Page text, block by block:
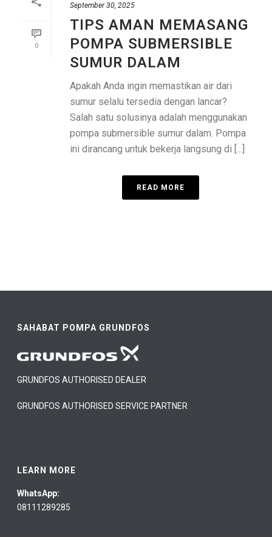
0
September 30, 2025
TIPS AMAN MEMASANG
POMPA SUBMERSIBLE
SUMUR DALAM
Apakah Anda ingin memastikan air dari
sumur selalu tersedia dengan lancar?
Salah satu solusinya adalah menggunakan
pompa submersible sumur dalam. Pompa
ini dirancang untuk bekerja langsung di [...]
READ MORE
SAHABAT POMPA GRUNDFOS
GRUNDFOS AUTHORISED DEALER
GRUNDFOS AUTHORISED SERVICE PARTNER
LEARN MORE
WhatsApp:
08111289285